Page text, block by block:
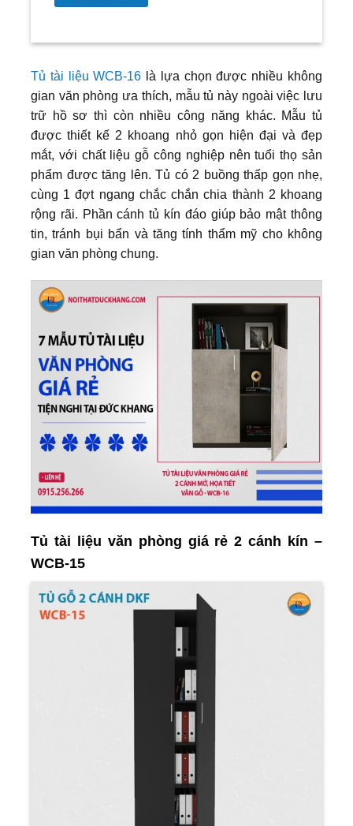
Tủ tài liệu WCB-16 là lựa chọn được nhiều không
gian văn phòng ưa thích, mẫu tủ này ngoài việc lưu
trữ hồ sơ thì còn nhiều công năng khác. Mẫu tủ
được thiết kế 2 khoang nhỏ gọn hiện đại và đẹp
mắt, với chất liệu gỗ công nghiệp nên tuổi thọ sản
phẩm được tăng lên. Tủ có 2 buồng thấp gọn nhẹ,
cùng 1 đợt ngang chắc chắn chia thành 2 khoang
rộng rãi. Phần cánh tủ kín đáo giúp bảo mật thông
tin, tránh bụi bẩn và tăng tính thẩm mỹ cho không
gian văn phòng chung.
Tủ tài liệu văn phòng giá rẻ 2 cánh kín –
WCB-15